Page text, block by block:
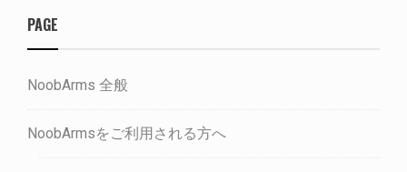
PAGE
NoobArms 全般
NoobArmsをご利用される方へ